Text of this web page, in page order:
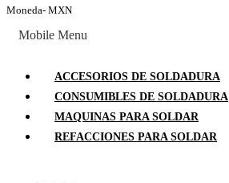
Moneda- MXN
Mobile Menu
ACCESORIOS DE SOLDADURA
CONSUMIBLES DE SOLDADURA
MAQUINAS PARA SOLDAR
REFACCIONES PARA SOLDAR